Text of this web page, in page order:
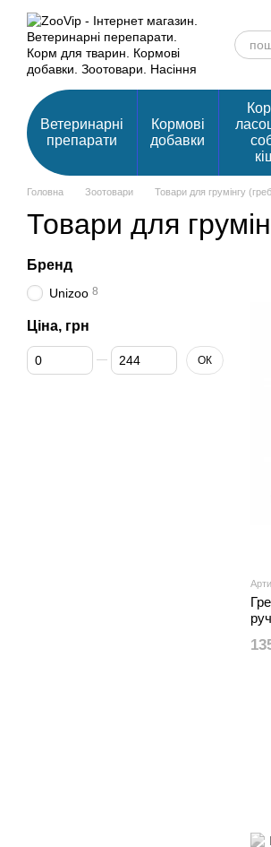
Перейти до основного контенту
Ветеринарні
препарати
Кормові
добавки
Головна Зоотовари Товари для грумінгу
Товари для
Бренд
Unizoo 8
Ціна, грн
Від Ціна, грн
До Ціна, грн ОК